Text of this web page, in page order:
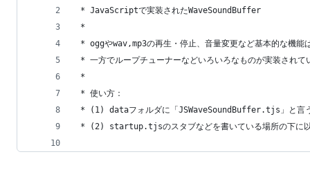
* JavaScriptで実装されたWaveSoundBuffer
*
* oggやwav,mp3の再生・停止、音量変更など基本的な機能
* 一方でループチューナーなどいろいろなものが実装されて
*
* 使い方：
* (1) dataフォルダに「JSWaveSoundBuffer.tjs」と言う
* (2) startup.tjsのスタブなどを書いている場所の下に以